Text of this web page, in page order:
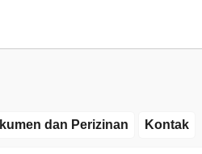
dan Perizinan Kontak